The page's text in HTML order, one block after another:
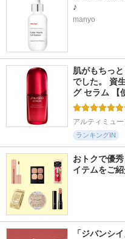
♪
manyo
肌がもちっ
でした。 資
グ セラム 【
アルティミュ
ランキングIN
おトクで優
イテムをご紹
「ジバンシ